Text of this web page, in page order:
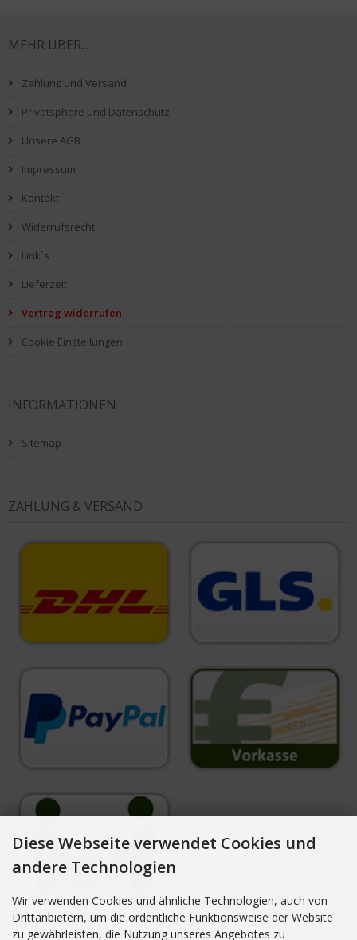
MEHR ÜBER...
Zahlung und Versand
Privatsphäre und Datenschutz
Unsere AGB
Impressum
Kontakt
Widerrufsrecht
Link`s
Lieferzeit
Vertrag widerrufen
Cookie Einstellungen
INFORMATIONEN
Sitemap
ZAHLUNG & VERSAND
Diese Webseite verwendet Cookies und
andere Technologien
Wir verwenden Cookies und ähnliche Technologien, auch von
Drittanbietern, um die ordentliche Funktionsweise der Website
zu gewährleisten, die Nutzung unseres Angebotes zu